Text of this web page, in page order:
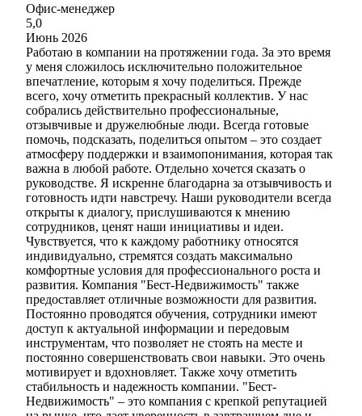
Офис-менеджер
5,0
Июнь 2026
Работаю в компании на протяжении года. За это время
у меня сложилось исключительно положительное
впечатление, которым я хочу поделиться. Прежде
всего, хочу отметить прекрасный коллектив. У нас
собрались действительно профессиональные,
отзывчивые и дружелюбные люди. Всегда готовые
помочь, подсказать, поделиться опытом – это создает
атмосферу поддержки и взаимопонимания, которая так
важна в любой работе. Отдельно хочется сказать о
руководстве. Я искренне благодарна за отзывчивость и
готовность идти навстречу. Наши руководители всегда
открыты к диалогу, прислушиваются к мнению
сотрудников, ценят наши инициативы и идеи.
Чувствуется, что к каждому работнику относятся
индивидуально, стремятся создать максимально
комфортные условия для профессионального роста и
развития. Компания "Бест-Недвижимость" также
предоставляет отличные возможности для развития.
Постоянно проводятся обучения, сотрудники имеют
доступ к актуальной информации и передовым
инструментам, что позволяет не стоять на месте и
постоянно совершенствовать свои навыки. Это очень
мотивирует и вдохновляет. Также хочу отметить
стабильность и надежность компании. "Бест-
Недвижимость" – это компания с крепкой репутацией